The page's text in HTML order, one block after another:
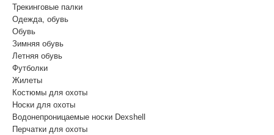
Трекинговые палки
Одежда, обувь
Обувь
Зимняя обувь
Летняя обувь
Футболки
Жилеты
Костюмы для охоты
Носки для охоты
Водонепроницаемые носки Dexshell
Перчатки для охоты